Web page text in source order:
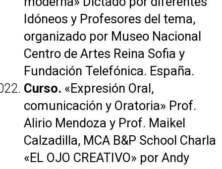
Idóneos y Profesores del tema,
organizado por Museo Nacional
Centro de Artes Reina Sofia y
Fundación Telefónica. España.
Curso. «Expresión Oral,
comunicación y Oratoria» Prof.
Alirio Mendoza y Prof. Maikel
Calzadilla, MCA B&P School Charla
«EL OJO CREATIVO» por Andy